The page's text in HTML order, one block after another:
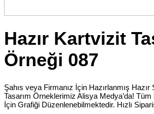
Hazır Kartvizit
Örneği 087
Şahıs veya Firmanız İçin Hazırlanmış
Tasarım Örneklerimiz Alisya Medya’da!
İçin Grafiği Düzenlenebilmektedir. Hızlı